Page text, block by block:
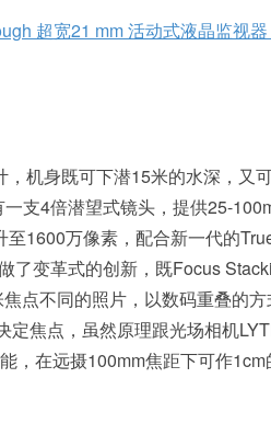
超宽21 mm 活动式液晶监视
机身既可下潜15米的水深，又
支4倍潜望式镜头，提供25-
1600万像素，配合新一代的
了变革式的创新，既Focus
点不同的照片，以数码重叠的
焦点，虽然原理跟光场相机
，在远摄100mm焦距下可作